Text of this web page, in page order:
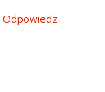
Odpowiedz